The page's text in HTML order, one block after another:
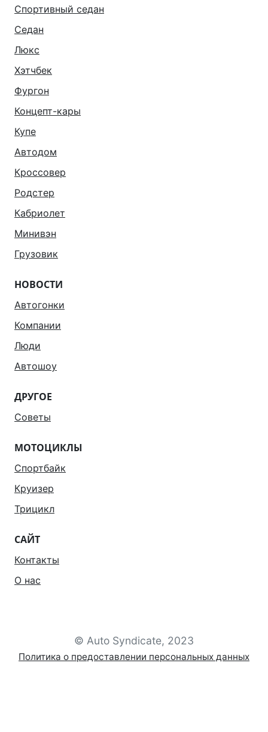
Спортивный седан
Седан
Люкс
Хэтчбек
Фургон
Концепт-кары
Купе
Автодом
Кроссовер
Родстер
Кабриолет
Минивэн
Грузовик
НОВОСТИ
Автогонки
Компании
Люди
Автошоу
ДРУГОЕ
Советы
МОТОЦИКЛЫ
Спортбайк
Круизер
Трицикл
САЙТ
Контакты
О нас
© Auto Syndicate, 2023
Политика о предоставлении персональных данных